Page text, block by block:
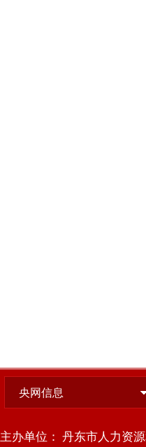
央网信息
主办单位： 丹东市人力资